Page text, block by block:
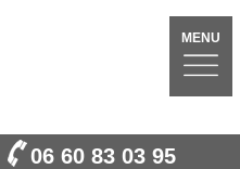
MENU
06 60 83 03 95